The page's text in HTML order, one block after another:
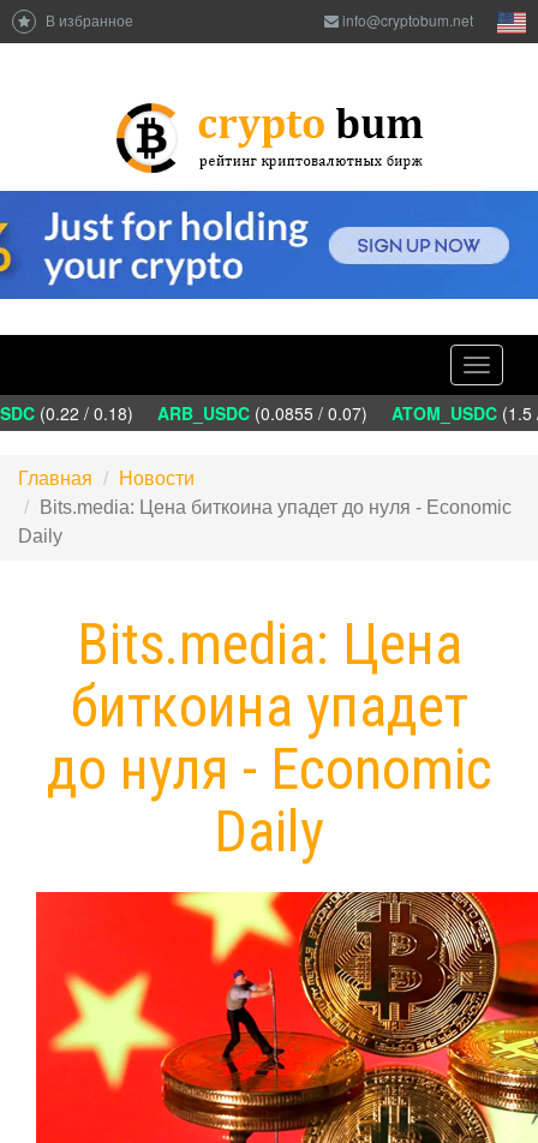
В избранное info@cryptobum.net
Toggle
(0.22 / 0.18) ARB_USDC(0.0855 / 0.07) ATOM_USDC(1.5
Главная
Новости
Bits.media: Цена биткоина упадет до нуля - Economic
Daily
Bits.media: Цена
биткоина упадет
до нуля - Economic
Daily